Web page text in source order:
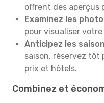
offrent des aperçus
Examinez les
pour visualiser votre
Anticipez les
saison, réservez tôt
prix et hôtels.
Combinez et